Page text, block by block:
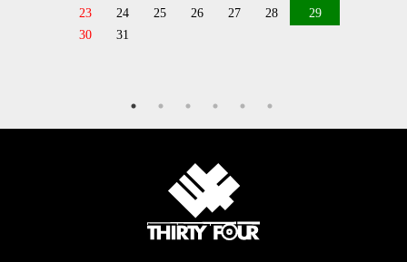
23
24 25 26 27 28
29
30
31